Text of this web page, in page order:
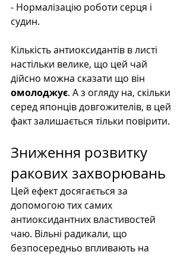
- Нормалізацію роботи серця і
судин.
Кількість антиоксидантів в листі
настільки велике, що цей чай
дійсно можна сказати що він
омолоджує. А з огляду на, скільки
серед японців довгожителів, в цей
факт залишається тільки повірити.
Зниження розвитку
ракових захворювань
Цей ефект досягається за
допомогою тих самих
антиоксидантних властивостей
чаю. Вільні радикали, що
безпосередньо впливають на